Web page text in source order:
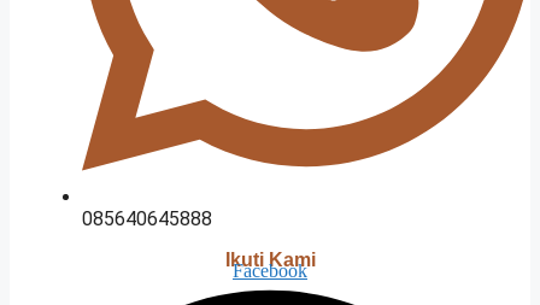
085640645888
Ikuti Kami
Facebook